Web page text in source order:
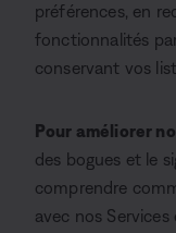
préférences, en
fonctionnalités
conservant vos
Pour améliorer
des bogues et le
comprendre
avec nos